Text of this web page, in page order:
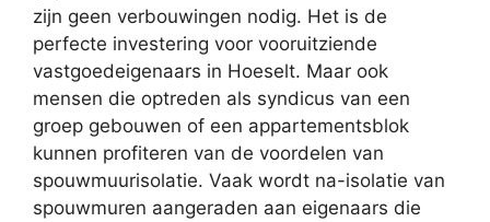
zijn geen verbouwingen nodig. Het is de
perfecte investering voor vooruitziende
vastgoedeigenaars in Hoeselt. Maar ook
mensen die optreden als syndicus van een
groep gebouwen of een appartementsblok
kunnen profiteren van de voordelen van
spouwmuurisolatie. Vaak wordt na-isolatie van
spouwmuren aangeraden aan eigenaars die